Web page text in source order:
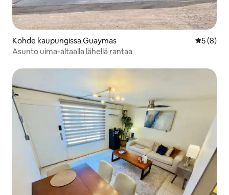
Kohde kaupungissa Guaymas
5 (8)
Asunto uima-altaalla lähellä rantaa